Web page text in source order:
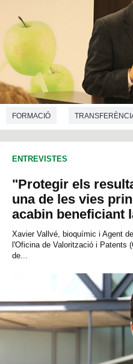
FORMACIÓ
NUTRICIÓ VETERINÀRIA
ENTREVISTES
"Protegir els
una de les vies
acabin beneficiant
Xavier Vallvé, bioquímic i Agent
l'Oficina de Valorització i Patents
de...